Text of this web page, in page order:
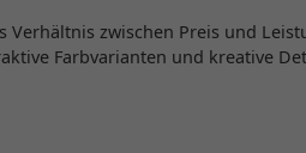
zwischen Preis und
Farbvarianten und kreative